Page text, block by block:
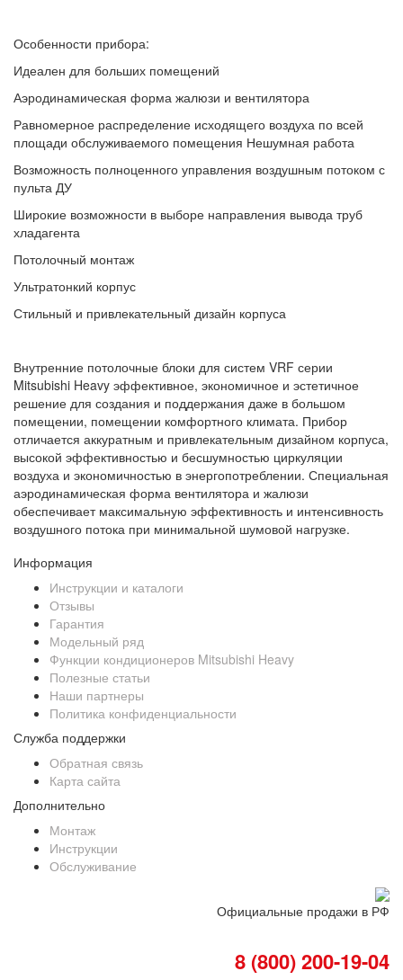
Особенности прибора:
Идеален для больших помещений
Аэродинамическая форма жалюзи и вентилятора
Равномерное распределение исходящего воздуха по всей
площади обслуживаемого помещения Нешумная работа
Возможность полноценного управления воздушным потоком с
пульта ДУ
Широкие возможности в выборе направления вывода труб
хладагента
Потолочный монтаж
Ультратонкий корпус
Стильный и привлекательный дизайн корпуса
Внутренние потолочные блоки для систем VRF серии
Mitsubishi Heavy эффективное, экономичное и эстетичное
решение для создания и поддержания даже в большом
помещении, помещении комфортного климата. Прибор
отличается аккуратным и привлекательным дизайном корпуса,
высокой эффективностью и бесшумностью циркуляции
воздуха и экономичностью в энергопотреблении. Специальная
аэродинамическая форма вентилятора и жалюзи
обеспечивает максимальную эффективность и интенсивность
воздушного потока при минимальной шумовой нагрузке.
Информация
Инструкции и каталоги
Отзывы
Гарантия
Модельный ряд
Функции кондиционеров Mitsubishi Heavy
Полезные статьи
Наши партнеры
Политика конфиденциальности
Служба поддержки
Обратная связь
Карта сайта
Дополнительно
Монтаж
Инструкции
Обслуживание
Официальные продажи в РФ
8 (800) 200-19-04